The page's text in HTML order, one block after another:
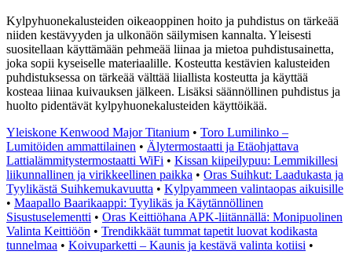
Kylpyhuonekalusteiden oikeaoppinen hoito ja puhdistus on tärkeää
niiden kestävyyden ja ulkonäön säilymisen kannalta. Yleisesti
suositellaan käyttämään pehmeää liinaa ja mietoa puhdistusainetta,
joka sopii kyseiselle materiaalille. Kosteutta kestävien kalusteiden
puhdistuksessa on tärkeää välttää liiallista kosteutta ja käyttää
kosteaa liinaa kuivauksen jälkeen. Lisäksi säännöllinen puhdistus ja
huolto pidentävät kylpyhuonekalusteiden käyttöikää.
Yleiskone Kenwood Major Titanium • Toro Lumilinko –
Lumitöiden ammattilainen • Älytermostaatti ja Etäohjattava
Lattialämmitystermostaatti WiFi • Kissan kiipeilypuu: Lemmikillesi
liikunnallinen ja virikkeellinen paikka • Oras Suihkut: Laadukasta ja
Tyylikästä Suihkemukavuutta • Kylpyammeen valintaopas aikuisille
• Maapallo Baarikaappi: Tyylikäs ja Käytännöllinen
Sisustuselementti • Oras Keittiöhana APK-liitännällä: Monipuolinen
Valinta Keittiöön • Trendikkäät tummat tapetit luovat kodikasta
tunnelmaa • Koivuparketti – Kaunis ja kestävä valinta kotiisi •